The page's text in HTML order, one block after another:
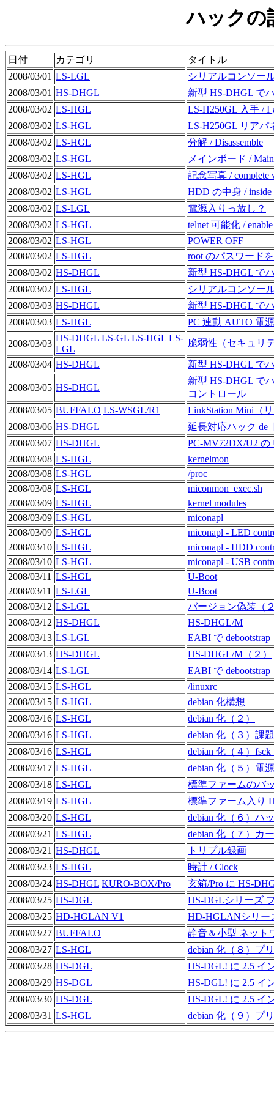
ハックの
日付 カテゴリ
タイトル
2008/03/01 LS-LGL
シリアルコンソー
2008/03/01 HS-DHGL
新型 HS-DHGL で
2008/03/02 LS-HGL
LS-H250GL 入手 / I
2008/03/02 LS-HGL
LS-H250GL リアパ
2008/03/02 LS-HGL
分解 / Disassemble
2008/03/02 LS-HGL
メインボード /
2008/03/02 LS-HGL
記念写真 / complete
2008/03/02 LS-HGL
HDD の中身 / inside
2008/03/02 LS-LGL
電源入りっ放し？
2008/03/02 LS-HGL
telnet 可能化 /
2008/03/02 LS-HGL
POWER OFF
2008/03/02 LS-HGL
root のパスワードを
2008/03/02 HS-DHGL
新型 HS-DHGL で
2008/03/02 LS-HGL
シリアルコンソー
2008/03/03 HS-DHGL
新型 HS-DHGL で
2008/03/03 LS-HGL PC 連動 AUTO 電源
2008/03/03
HS-DHGL LS-GL LS-HGL LS-
LGL
脆弱性（セキュリ
2008/03/04 HS-DHGL 新型 HS-DHGL で
2008/03/05 HS-DHGL
新型 HS-DHGL で
コントロール
2008/03/05 BUFFALO LS-WSGL/R1
LinkStation Mini（
2008/03/06 HS-DHGL 延長対応ハック de
2008/03/07 HS-DHGL
PC-MV72DX/U2 の
2008/03/08 LS-HGL
kernelmon
2008/03/08 LS-HGL
/proc
2008/03/08 LS-HGL
miconmon_exec.sh
2008/03/09 LS-HGL
kernel modules
2008/03/09 LS-HGL
miconapl
2008/03/09 LS-HGL
miconapl - LED
2008/03/10 LS-HGL
miconapl - HDD
2008/03/10 LS-HGL
miconapl - USB
2008/03/11 LS-HGL
U-Boot
2008/03/11 LS-LGL
U-Boot
2008/03/12 LS-LGL
バージョン偽装（
2008/03/12 HS-DHGL
HS-DHGL/M
2008/03/13 LS-LGL
EABI で
2008/03/13 HS-DHGL
HS-DHGL/M（２）
2008/03/14 LS-LGL
EABI で
2008/03/15 LS-HGL
/linuxrc
2008/03/15 LS-HGL
debian 化構想
2008/03/16 LS-HGL
debian 化（２）
2008/03/16 LS-HGL
debian 化（３）課
2008/03/16 LS-HGL
debian 化（４）
2008/03/17 LS-HGL
debian 化（５）電
2008/03/18 LS-HGL
標準ファームのバ
2008/03/19 LS-HGL
標準ファーム入り
2008/03/20 LS-HGL
debian 化（６）ハ
2008/03/21 LS-HGL
debian 化（７）カ
2008/03/21 HS-DHGL
トリプル録画
2008/03/23 LS-HGL
時計 / Clock
2008/03/24 HS-DHGL KURO-BOX/Pro
玄箱/Pro に HS-
2008/03/25 HS-DGL
HS-DGLシリーズ
2008/03/25 HD-HGLAN V1
HD-HGLANシリー
2008/03/27 BUFFALO
静音＆小型 ネット
2008/03/27 LS-HGL
debian 化（８）プ
2008/03/28 HS-DGL
HS-DGL! に 2.5 イ
2008/03/29 HS-DGL
HS-DGL! に 2.5 イ
2008/03/30 HS-DGL
HS-DGL! に 2.5 イ
2008/03/31 LS-HGL debian 化（９）プ